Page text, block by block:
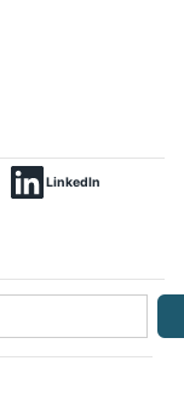
LinkedIn